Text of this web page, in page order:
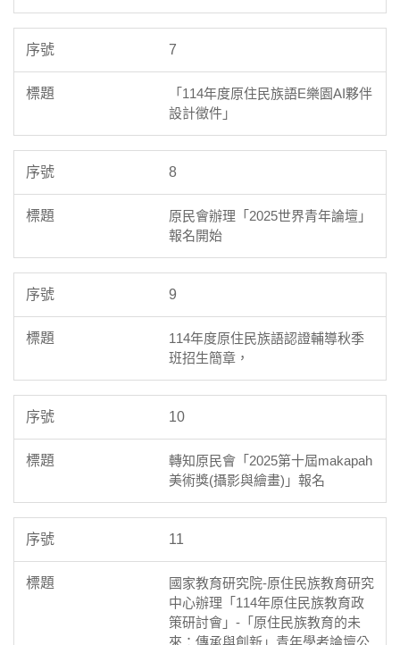
7
「114年度原住民族語E樂園AI夥伴
設計徵件」
8
原民會辦理「2025世界青年論壇」
報名開始
9
114年度原住民族語認證輔導秋季
班招生簡章，
10
轉知原民會「2025第十屆makapah
美術獎(攝影與繪畫)」報名
11
國家教育研究院-原住民族教育研究
中心辦理「114年原住民族教育政
策研討會」-「原住民族教育的未
來：傳承與創新」青年學者論壇公